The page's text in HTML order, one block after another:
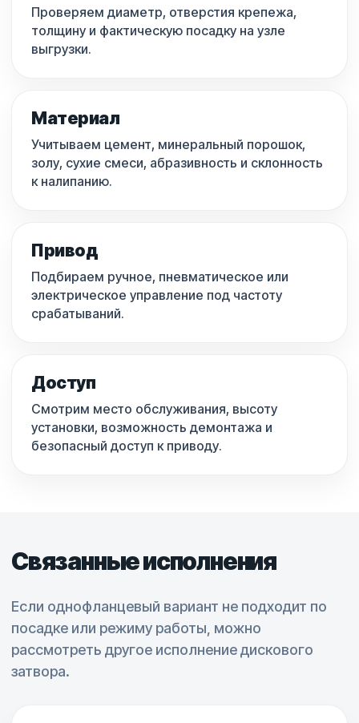
Проверяем диаметр, отверстия крепежа,
толщину и фактическую посадку на узле
выгрузки.
Материал
Учитываем цемент, минеральный порошок,
золу, сухие смеси, абразивность и склонность
к налипанию.
Привод
Подбираем ручное, пневматическое или
электрическое управление под частоту
срабатываний.
Доступ
Смотрим место обслуживания, высоту
установки, возможность демонтажа и
безопасный доступ к приводу.
Связанные исполнения
Если однофланцевый вариант не подходит по
посадке или режиму работы, можно
рассмотреть другое исполнение дискового
затвора.